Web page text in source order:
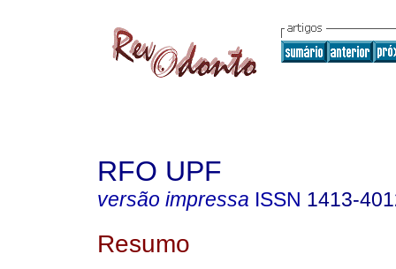
RFO UPF
versão impressa ISSN 1413-
Resumo